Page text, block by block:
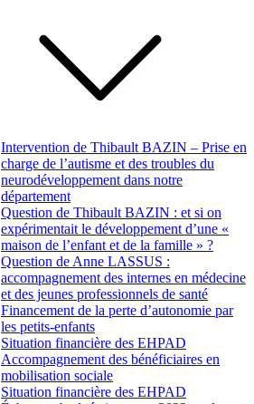
Intervention de Thibault BAZIN – Prise en
charge de l’autisme et des troubles du
neurodéveloppement dans notre
département
Question de Thibault BAZIN : et si on
expérimentait le développement d’une «
maison de l’enfant et de la famille » ?
Question de Anne LASSUS :
accompagnement des internes en médecine
et des jeunes professionnels de santé
Financement de la perte d’autonomie par
les petits-enfants
Situation financière des EHPAD
Accompagnement des bénéficiaires en
mobilisation sociale
Situation financière des EHPAD